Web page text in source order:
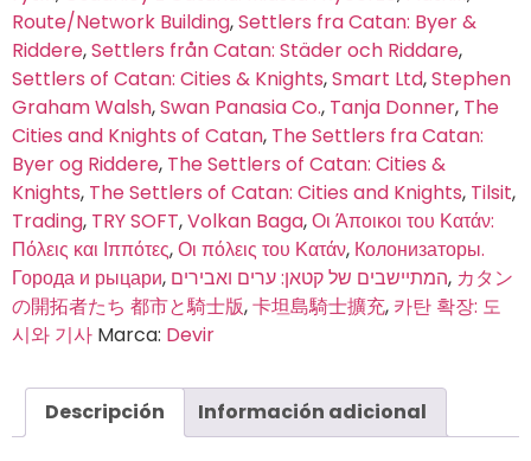
Route/Network Building,Settlers fra Catan: Byer &
Riddere,Settlers från Catan: Städer och Riddare,
Settlers of Catan: Cities & Knights,Smart Ltd,Stephen
Graham Walsh,Swan Panasia Co., Tanja Donner, The
Cities and Knights of Catan, The Settlers fra Catan:
Byer og Riddere, The Settlers of Catan: Cities &
Knights, The Settlers of Catan: Cities and Knights, Tilsit,
Trading, TRY SOFT,Volkan Baga,Οι Άποικοι του Κατάν:
Πόλεις και Ιππότες,Οι πόλεις του Κατάν, Колонизаторы.
Города и рыцари, המתיישבים של קטאן: ערים ואבירים, カタン
の開拓者たち 都市と騎士版,卡坦島騎士擴充, 카탄 확장: 도
시와 기사 Marca: Devir
Descripción Información adicional